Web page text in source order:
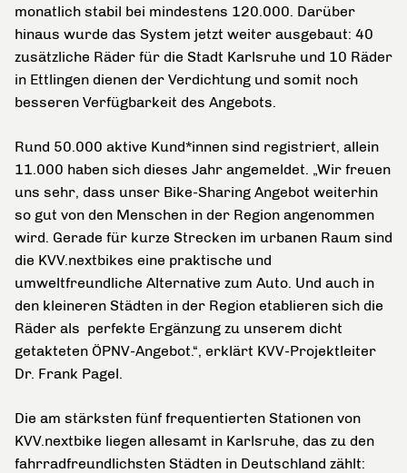
monatlich stabil bei mindestens 120.000. Darüber
hinaus wurde das System jetzt weiter ausgebaut: 40
zusätzliche Räder für die Stadt Karlsruhe und 10 Räder
in Ettlingen dienen der Verdichtung und somit noch
besseren Verfügbarkeit des Angebots.
Rund 50.000 aktive Kund*innen sind registriert, allein
11.000 haben sich dieses Jahr angemeldet. „Wir freuen
uns sehr, dass unser Bike-Sharing Angebot weiterhin
so gut von den Menschen in der Region angenommen
wird. Gerade für kurze Strecken im urbanen Raum sind
die KVV.nextbikes eine praktische und
umweltfreundliche Alternative zum Auto. Und auch in
den kleineren Städten in der Region etablieren sich die
Räder als perfekte Ergänzung zu unserem dicht
getakteten ÖPNV-Angebot.“, erklärt KVV-Projektleiter
Dr. Frank Pagel.
Die am stärksten fünf frequentierten Stationen von
KVV.nextbike liegen allesamt in Karlsruhe, das zu den
fahrradfreundlichsten Städten in Deutschland zählt: